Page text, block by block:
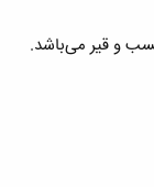
و قیر می‌باشد.